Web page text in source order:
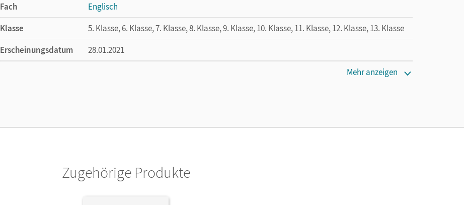
Fach
Englisch
Klasse
5. Klasse, 6. Klasse, 7. Klasse, 8. Klasse, 9. Klasse, 10. Klasse, 11. Klasse, 12. Klasse, 13. Klasse
Erscheinungsdatum
28.01.2021
Mehr anzeigen
Zugehörige Produkte